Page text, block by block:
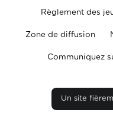
Règlement des
Zone de diffusion
Communiquez
Un site